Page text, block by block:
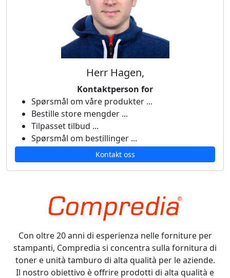
Herr Hagen,
Kontaktperson for
Spørsmål om våre produkter ...
Bestille store mengder ...
Tilpasset tilbud ...
Spørsmål om bestillinger ...
Kontakt oss
Con oltre 20 anni di esperienza nelle forniture per
stampanti, Compredia si concentra sulla fornitura di
toner e unità tamburo di alta qualità per le aziende.
Il nostro obiettivo è offrire prodotti di alta qualità e